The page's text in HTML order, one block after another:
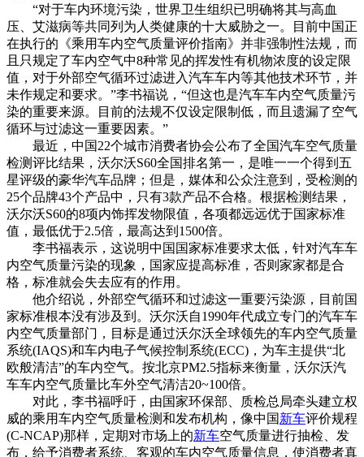
“对于车内环境污染，世界卫生组织已明确将其与高血
压、艾滋病等共同列为人类健康的十大威胁之一。目前中国正
在执行的《乘用车内空气质量评价指南》并非强制性法规，而
且只规定了车内空气中8种常见的挥发性有机物浓度的设定限
值，对于外部空气循环过滤进入汽车车内等其他技术环节，并
未作规定和要求。”李书福说，“但这也是汽车车内空气质量污
染的重要来源。目前的法规不仅设定限制低，而且遗漏了空气
循环与过滤这一重要因素。”
最近，中国22个城市消费者协会公布了全国汽车空气质量
检测评比结果，沃尔沃S60全国排名第一，是唯一一个得到五
星评级的豪华汽车品牌；但是，媒体和公众注意到，受检测的
25个品牌43个产品中，只有3款产品不合格。根据检测结果，
沃尔沃S60的8项内饰挥发物限值，各项都远远优于国家标准
值，最低优于2.5倍，最高达到1500倍。
李书福表示，这说明中国国家标准要求太低，针对汽车车
内空气质量污染的现象，国家应提高标准，否则家家都是合
格，标准就会失去应有的作用。
他介绍说，外部空气循环和过滤这一重要污染源，目前国
家标准根本没有涉及到。沃尔沃自1990年代成立专门的汽车车
内空气质量部门，目标是通过沃尔沃全球领先的车内空气质量
系统(IAQS)和车内电子气候控制系统(ECC)，为车主提供“北
欧般清洁”的车内空气。按北京PM2.5指标来衡量，沃尔沃汽
车车内空气质量比车外空气清洁20~100倍。
对此，李书福呼吁，由国家环保部、质检总局牵头建立权
威的乘用车内空气质量检测和发布机构，像中国新车评价规程
(C-NCAP)那样，定期对市场上的新车空气质量进行抽检、发
布，给予消费者系统、客观的车内空气质量信息，使消费者真